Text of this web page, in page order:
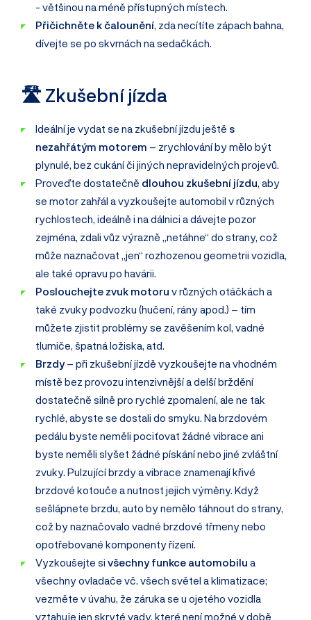
- většinou na méně přístupných místech.
Přičichněte k čalounění, zda necítíte zápach bahna,
dívejte se po skvrnách na sedačkách.
🛣️ Zkušební jízda
Ideální je vydat se na zkušební jízdu ještě s
nezahřátým motorem – zrychlování by mělo být
plynulé, bez cukání či jiných nepravidelných projevů.
Proveďte dostatečně dlouhou zkušební jízdu, aby
se motor zahřál a vyzkoušejte automobil v různých
rychlostech, ideálně i na dálnici a dávejte pozor
zejména, zdali vůz výrazně „netáhne“ do strany, což
může naznačovat „jen“ rozhozenou geometrii vozidla,
ale také opravu po havárii.
Poslouchejte zvuk motoru v různých otáčkách a
také zvuky podvozku (hučení, rány apod.) – tím
můžete zjistit problémy se zavěšením kol, vadné
tlumiče, špatná ložiska, atd.
Brzdy– při zkušební jízdě vyzkoušejte na vhodném
místě bez provozu intenzivnější a delší brždění
dostatečně silně pro rychlé zpomalení, ale ne tak
rychlé, abyste se dostali do smyku. Na brzdovém
pedálu byste neměli pociťovat žádné vibrace ani
byste neměli slyšet žádné pískání nebo jiné zvláštní
zvuky. Pulzující brzdy a vibrace znamenají křivé
brzdové kotouče a nutnost jejich výměny. Když
sešlápnete brzdu, auto by nemělo táhnout do strany,
což by naznačovalo vadné brzdové třmeny nebo
opotřebované komponenty řízení.
Vyzkoušejte si všechny funkce automobilu a
všechny ovladače vč. všech světel a klimatizace;
vezměte v úvahu, že záruka se u ojetého vozidla
vztahuje jen skryté vady, které není možné v době